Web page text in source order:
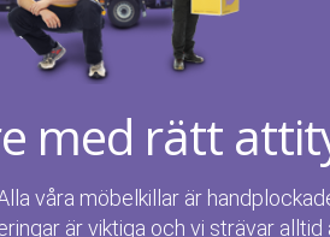
med rätt
våra möbelkillar är
är viktiga och vi strävar alltid